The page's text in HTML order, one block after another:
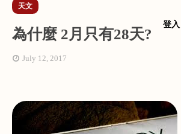
登入
天文
為什麼 2月只有28天?
July 12, 2017